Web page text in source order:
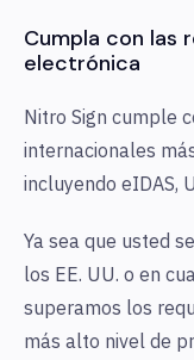
Cumpla con las
electrónica
Nitro Sign cumple
internacionales
incluyendo eIDAS,
Ya sea que usted
los EE. UU. o en
superamos los
más alto nivel de